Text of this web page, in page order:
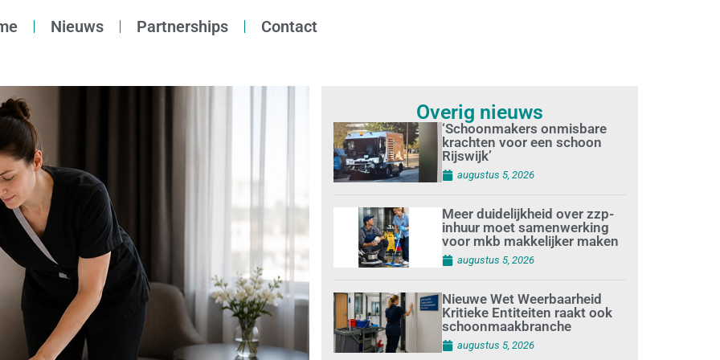
Nieuws Partnerships Contact
Overig nieuws
‘Schoonmakers onmisbare
krachten voor een schoon
Rijswijk’
augustus 5, 2026
Meer duidelijkheid over zzp-
inhuur moet samenwerking
voor mkb makkelijker maken
augustus 5, 2026
Nieuwe Wet Weerbaarheid
Kritieke Entiteiten raakt ook
schoonmaakbranche
augustus 5, 2026